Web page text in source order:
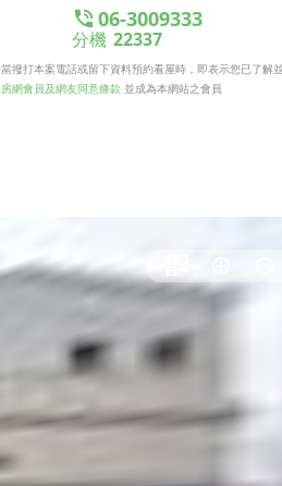
06-3009333
分機 22337
當撥打本案電話或留下資料預約看屋時，即表示您已了解
房網會員及網友同意條款 並成為本網站之會員